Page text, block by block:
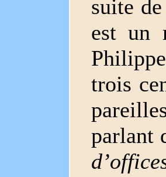
suite
est un
trois
parlant